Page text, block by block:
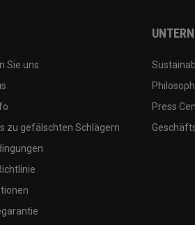
Sie uns
zu gefälschten Schlägern
Press